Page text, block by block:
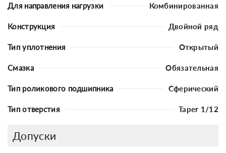
Для направления нагрузки Комбинированная
Конструкция Двойной ряд
Тип уплотнения Открытый
Смазка Обязательная
Тип роликового подшипника Сферический
Тип отверстия Taper 1/12
Допуски